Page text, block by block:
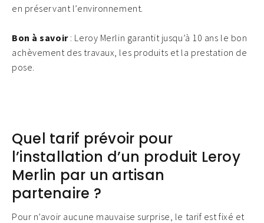
en préservant l’environnement.
Bon à savoir: Leroy Merlin garantit jusqu’à 10 ans le bon
achèvement des travaux, les produits et la prestation de
pose.
Quel tarif prévoir pour
l’installation d’un produit Leroy
Merlin par un artisan
partenaire ?
Pour n’avoir aucune mauvaise surprise, le tarif est fixé et